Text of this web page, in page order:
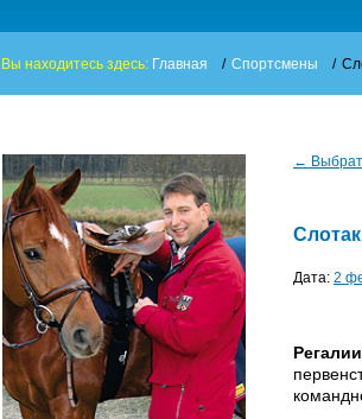
Вы находитесь здесь: Главная / Спортсмены /
←
Дата: 2